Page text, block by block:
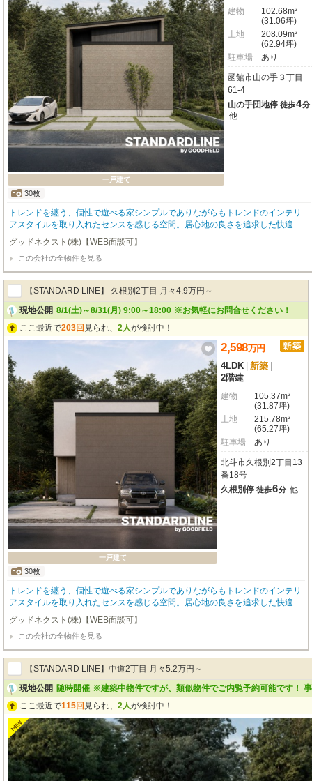
一戸建て
30枚
建物
102.68m²
(31.06坪)
土地
208.09m²
(62.94坪)
駐車場
あり
函館市山の手３丁目
61-4
山の手団地停 徒歩4分
他
トレンドを纏う、個性で遊べる家シンプルでありながらもトレンドのインテリ
アスタイルを取り入れたセンスを感じる空間。居心地の良さを追求した快適で
上質な住宅設備がこの価格。センスも価格もスマートなGOODFIELDの定番ライ
ン。～goodfield quality～■次世代の基準に適合した高品質のZEH水準新築住宅■
北海道で２０００棟以上の累計販売実績を誇る弊社だからご提案できる本当に
住みやすい間取り■お住まい後の不安をカバーする充実の４大保証（地盤保証・
住宅瑕疵保証・アフター保証・設備保証）■散水栓と外部コンセントを標準装備
だから洗車もBBQも可能
グッドネクスト(株)【WEB面談可】
この会社の全物件を見る
【STANDARD LINE】 久根別2丁目 月々4.9万円～
現地公開 8/1(土)～8/31(月) 9:00～18:00 ※お気軽にお問合せください！
ここ最近で203回 見られ、 2人が検討中！
一戸建て
30枚
2,598万円
4LDK 新築
2階建
建物
105.37m²
(31.87坪)
土地
215.78m²
(65.27坪)
駐車場
あり
北斗市久根別2丁目13
番18号
久根別停 徒歩6分 他
トレンドを纏う、個性で遊べる家シンプルでありながらもトレンドのインテリ
アスタイルを取り入れたセンスを感じる空間。居心地の良さを追求した快適で
上質な住宅設備がこの価格。センスも価格もスマートなGOODFIELDの定番ラ
イン。～goodfield quality～■次世代の基準に適合した高品質のZEH水準新築住
宅■北海道で2,100棟以上の累計販売実績を誇る弊社だからご提案できる本当に
住みやすい間取り■お住まい後の不安をカバーする充実の４大保証（地盤保
証・住宅瑕疵保証・アフター保証・設備保証）■散水栓と外部コンセントを標
準装備だから洗車もBBQも可能
グッドネクスト(株)【WEB面談可】
この会社の全物件を見る
【STANDARD LINE】中道2丁目 月々5.2万円～
現地公開 随時開催 ※建築中物件ですが、類似物件でご内覧予約可能です！
ここ最近で115回 見られ、 2人が検討中！
NEW